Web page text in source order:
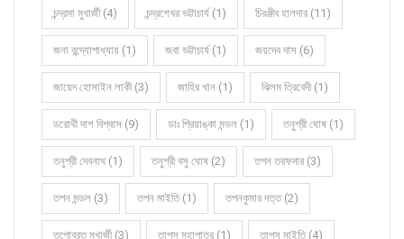
চন্দ্রমা মুখার্জী (4) চন্দ্রশেখর ভট্টাচার্য (1) চিরঞ্জীব হালদার (11)
জনা বন্দ্যোপাধ্যায় (1) জবা ভট্টাচার্য (1) জয়দেব দাস (6)
জায়েদ হোসাইন লাকী (3) জাহির খান (1) ঝিলম ত্রিবেদী (1)
ডরোথী দাশ বিশ্বাস (9) ডাঃ প্রিয়াঙ্কা মন্ডল (1) তনুশ্রী ঘোষ (1)
তনুশ্রী দেবনাথ (1) তনুশ্রী বসু ঘোষ (2) তপন তরফদার (3)
তপন মন্ডল (3) তপন মাইতি (1) তপনকুমার দত্ত (2)
তপোব্রত মুখার্জী (3) তাপস মহাপাত্র (1) তাপস মাইতি (4)